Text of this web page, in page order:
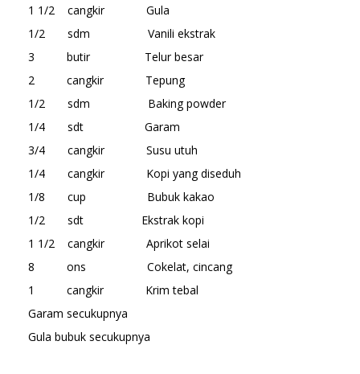
1 1/2 cangkir Gula
1/2 sdm Vanili ekstrak
3 butir Telur besar
2 cangkir Tepung
1/2 sdm Baking powder
1/4 sdt Garam
3/4 cangkir Susu utuh
1/4 cangkir Kopi yang diseduh
1/8 cup Bubuk kakao
1/2 sdt Ekstrak kopi
1 1/2 cangkir Aprikot selai
8 ons Cokelat, cincang
1 cangkir Krim tebal
Garam secukupnya
Gula bubuk secukupnya